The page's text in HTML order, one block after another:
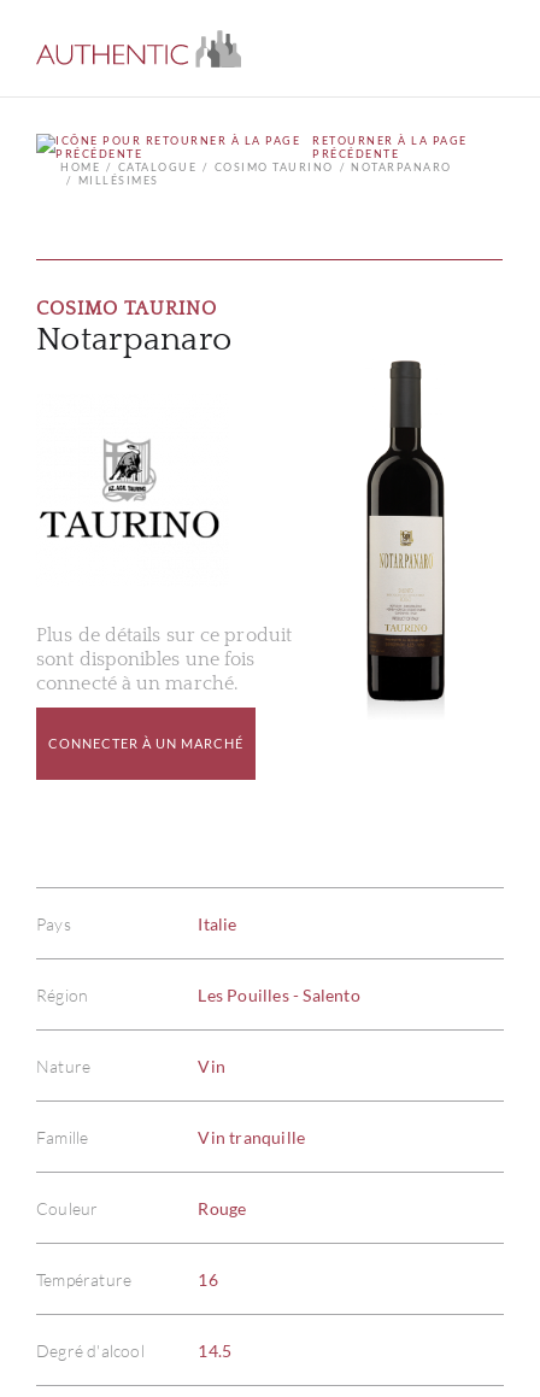
RETOURNER À LA PAGE
PRÉCÉDENTE
HOME
CATALOGUE COSIMO TAURINO
NOTARPANARO
MILLÉSIMES
COSIMO TAURINO
Notarpanaro
Plus de détails sur ce produit
sont disponibles une fois
connecté à un marché.
CONNECTER À UN MARCHÉ
Pays Italie
Région Les Pouilles - Salento
Nature Vin
Famille Vin tranquille
Couleur Rouge
Température 16
Degré d'alcool 14.5